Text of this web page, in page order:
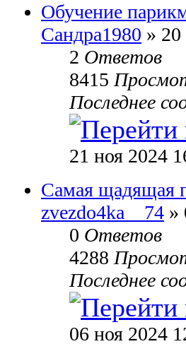
Обучение
Сандра1980 » 20
2 Ответов
8415
Последнее
21 ноя 2024
Самая щадящая
zvezdo4ka__74 »
0 Ответов
4288
Последнее
06 ноя 2024